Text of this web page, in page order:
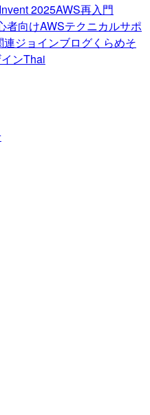
2025AWS再入門
者向けAWSテクニカルサポ
連ジョインブログくらめそ
ンThai